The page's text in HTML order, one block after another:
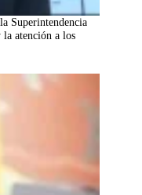
Superintendencia
la atención a los